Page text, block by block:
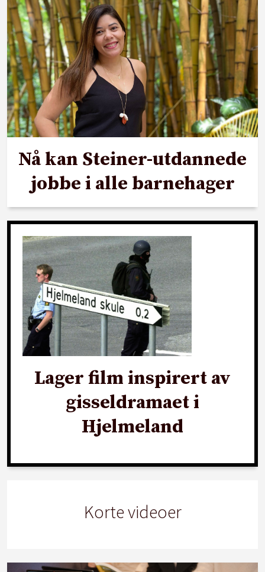
Nå kan Steiner-utdannede
jobbe i alle barnehager
Lager film inspirert av
gisseldramaet i
Hjelmeland
Korte videoer